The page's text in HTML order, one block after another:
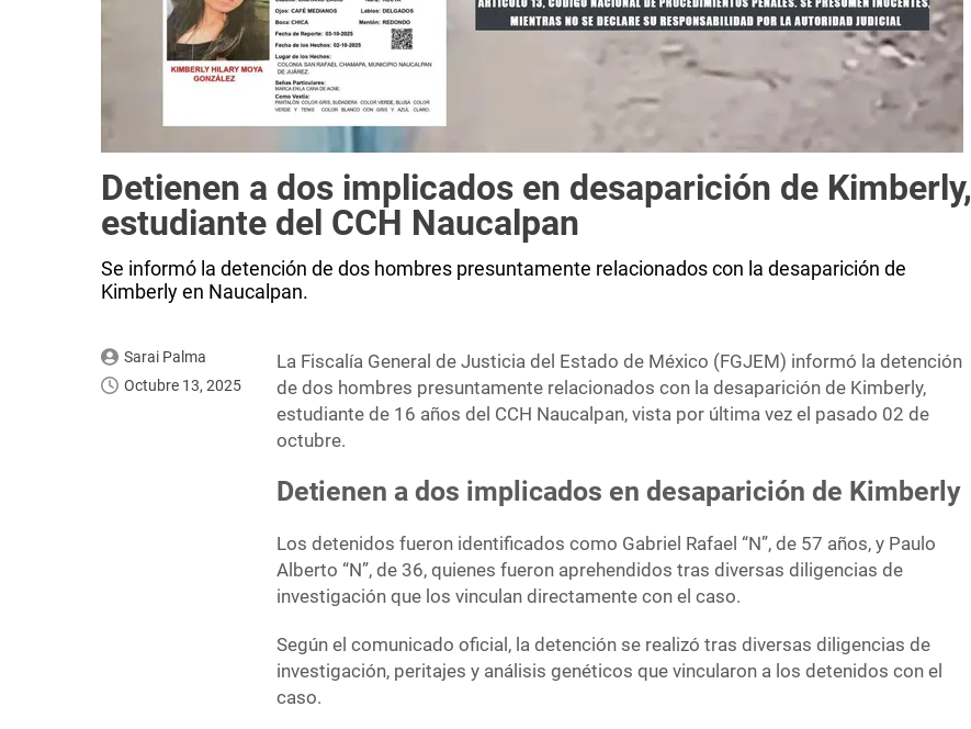
Detienen a dos implicados en desaparición de Kimberly,
estudiante del CCH Naucalpan
Se informó la detención de dos hombres presuntamente relacionados con la desaparición de
Kimberly en Naucalpan.
Sarai Palma
Octubre 13, 2025
La Fiscalía General de Justicia del Estado de México (FGJEM) informó la detención
de dos hombres presuntamente relacionados con la desaparición de Kimberly,
estudiante de 16 años del CCH Naucalpan, vista por última vez el pasado 02 de
octubre.
Detienen a dos implicados en desaparición de Kimberly
Los detenidos fueron identificados como Gabriel Rafael “N”, de 57 años, y Paulo
Alberto “N”, de 36, quienes fueron aprehendidos tras diversas diligencias de
investigación que los vinculan directamente con el caso.
Según el comunicado oficial, la detención se realizó tras diversas diligencias de
investigación, peritajes y análisis genéticos que vincularon a los detenidos con el
caso.